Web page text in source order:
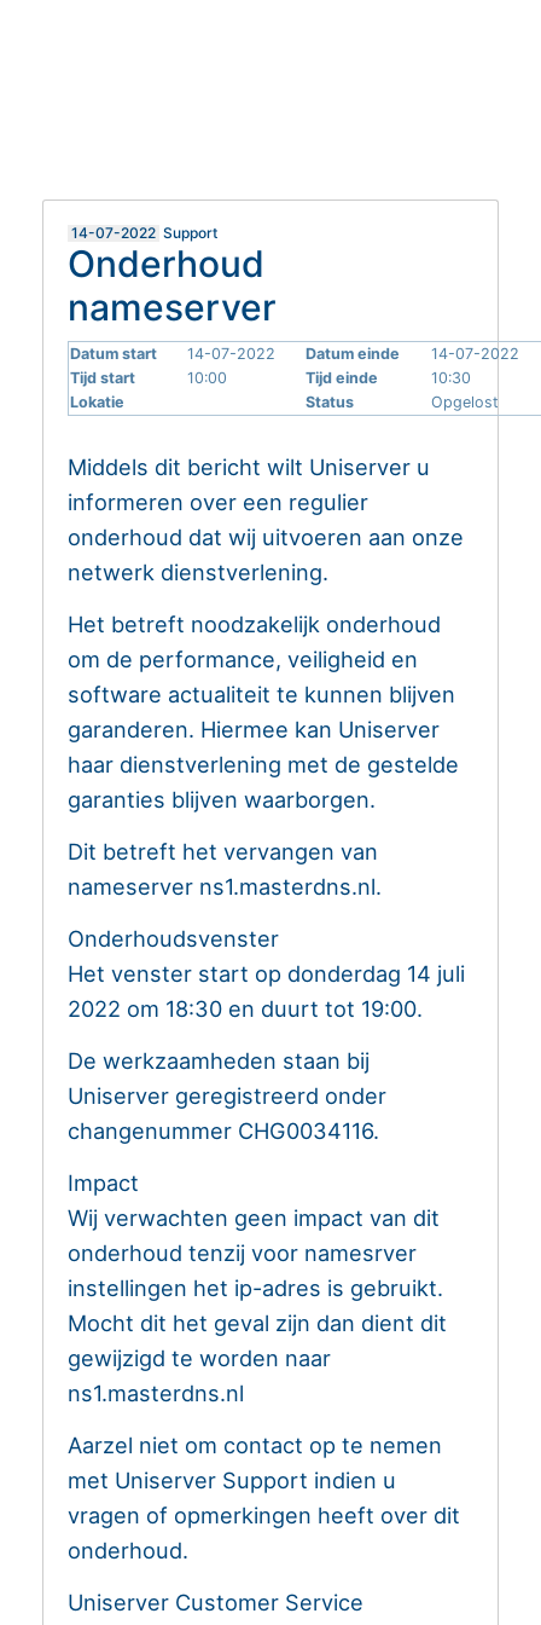
14-07-2022 Support
Onderhoud
nameserver
Datum start 14-07-2022 Datum einde
14-07-2022
Tijd start
10:00 Tijd einde
10:30
Lokatie
Status Opgelost
Middels dit bericht wilt Uniserver u
informeren over een regulier
onderhoud dat wij uitvoeren aan onze
netwerk dienstverlening.
Het betreft noodzakelijk onderhoud
om de performance, veiligheid en
software actualiteit te kunnen blijven
garanderen. Hiermee kan Uniserver
haar dienstverlening met de gestelde
garanties blijven waarborgen.
Dit betreft het vervangen van
nameserver ns1.masterdns.nl.
Onderhoudsvenster
Het venster start op donderdag 14 juli
2022 om 18:30 en duurt tot 19:00.
De werkzaamheden staan bij
Uniserver geregistreerd onder
changenummer CHG0034116.
Impact
Wij verwachten geen impact van dit
onderhoud tenzij voor namesrver
instellingen het ip-adres is gebruikt.
Mocht dit het geval zijn dan dient dit
gewijzigd te worden naar
ns1.masterdns.nl
Aarzel niet om contact op te nemen
met Uniserver Support indien u
vragen of opmerkingen heeft over dit
onderhoud.
Uniserver Customer Service